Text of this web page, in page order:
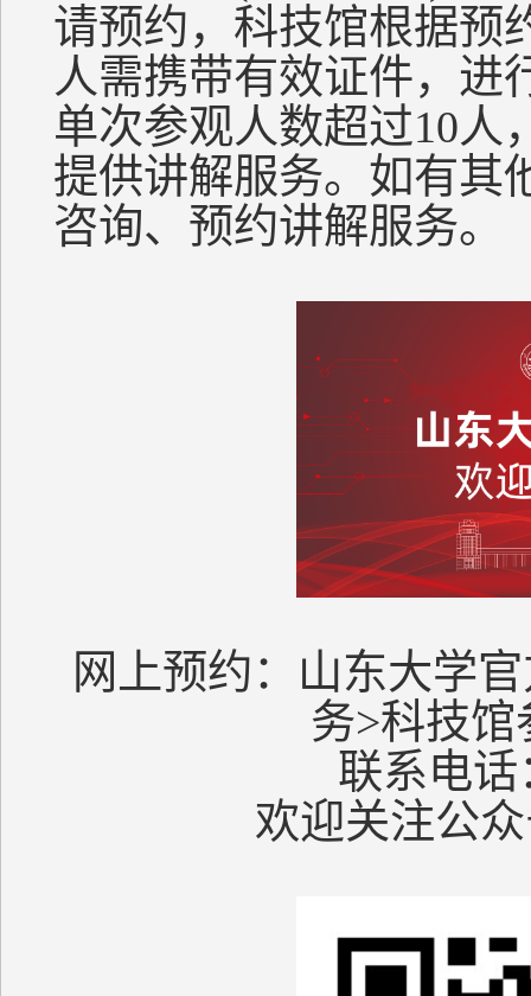
请预约，科技馆根据预
人需携带有效证件，进
单次参观人数超过10人
提供讲解服务。如有其
咨询、预约讲解服务。
网上预约：山东大学
务>科技
联系电话
欢迎关注公